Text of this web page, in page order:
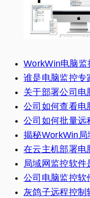
WorkWin电脑监
谁是电脑监控专
关于部署公司电
公司如何查看电
公司如何批量远
揭秘WorkWin
在云主机部署电
局域网监控软
公司电脑监控软
灰鸽子远程控制